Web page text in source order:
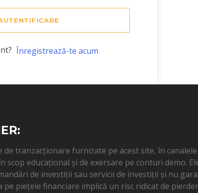
Înregistrează-te acum
de tranzacționare furnizate pe acest site, în
scop educațional și de exersare pe conturi demo.
de investiții sau servicii de investiții și nu
pe piețele financiare implică un risc ridicat de